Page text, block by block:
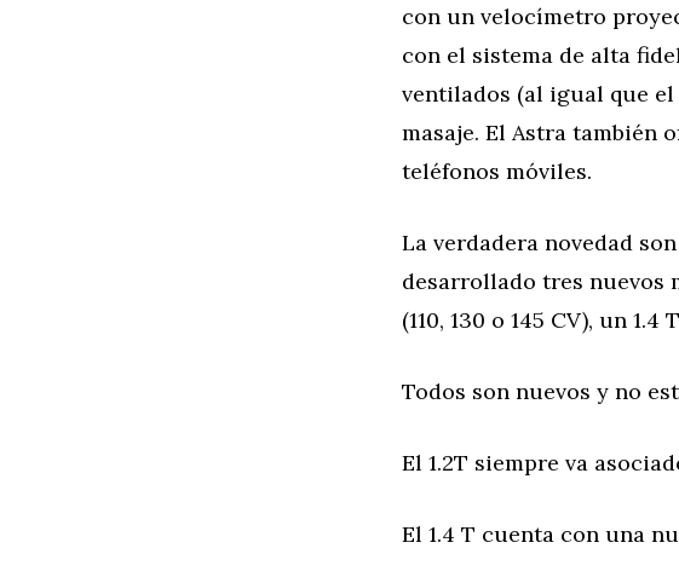
con un velocímetro
con el sistema de alta
ventilados (al igual que
masaje. El Astra también
teléfonos móviles.
La verdadera novedad
desarrollado tres nuevos
(110, 130 o 145 CV), un
Todos son nuevos y no
El 1.2T siempre va
El 1.4 T cuenta con una